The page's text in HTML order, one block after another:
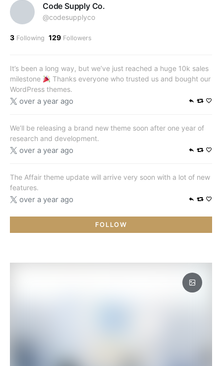
Code Supply Co.
@codesupplyco
3 Following 129 Followers
It’s been a long way, but we’ve just reached a huge 10k sales
milestone
Thanks everyone who trusted us and bought our
WordPress themes.
over a year ago
We’ll be releasing a brand new theme soon after one year of
research and development.
over a year ago
The Affair theme update will arrive very soon with a lot of new
features.
over a year ago
FOLLOW